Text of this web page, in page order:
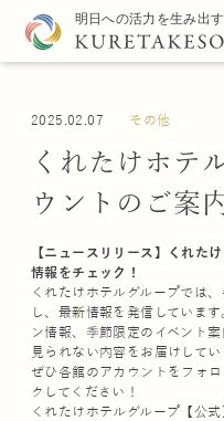
2025.02.07 その他
くれたけホテ
ウントのご案
【ニュースリリース】くれた
情報をチェック！
くれたけホテルグループでは
し、最新情報を発信していま
ン情報、季節限定のイベント
見られない内容をお届けしてい
ぜひ各館のアカウントをフォ
クしてください！
くれたけホテルグループ【公